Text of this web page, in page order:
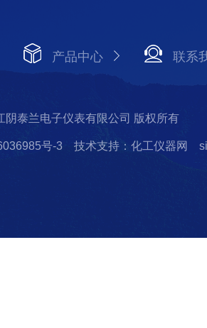
产品中心 联系
阴泰兰电子仪表有限公司 版权所有
号-3 技术支持：化工仪器网